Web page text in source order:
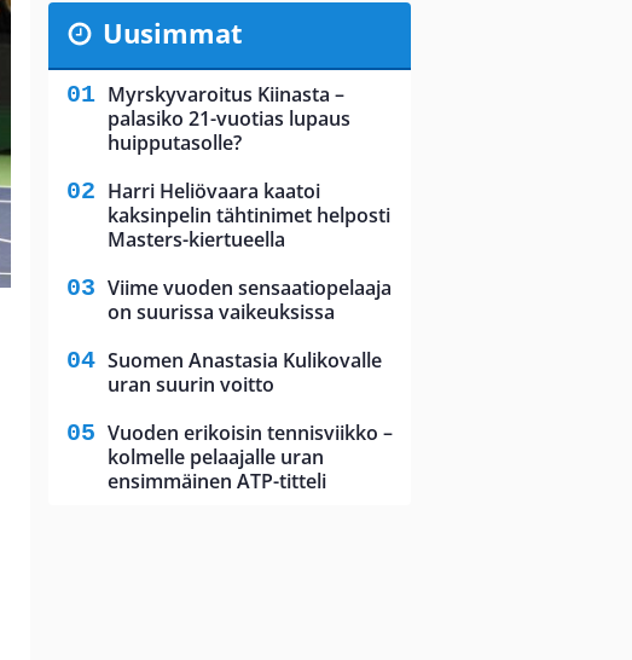
Uusimmat
Myrskyvaroitus Kiinasta –
palasiko 21-vuotias lupaus
huipputasolle?
Harri Heliövaara kaatoi
kaksinpelin tähtinimet helposti
Masters-kiertueella
Viime vuoden sensaatiopelaaja
on suurissa vaikeuksissa
Suomen Anastasia Kulikovalle
uran suurin voitto
Vuoden erikoisin tennisviikko –
kolmelle pelaajalle uran
ensimmäinen ATP-titteli